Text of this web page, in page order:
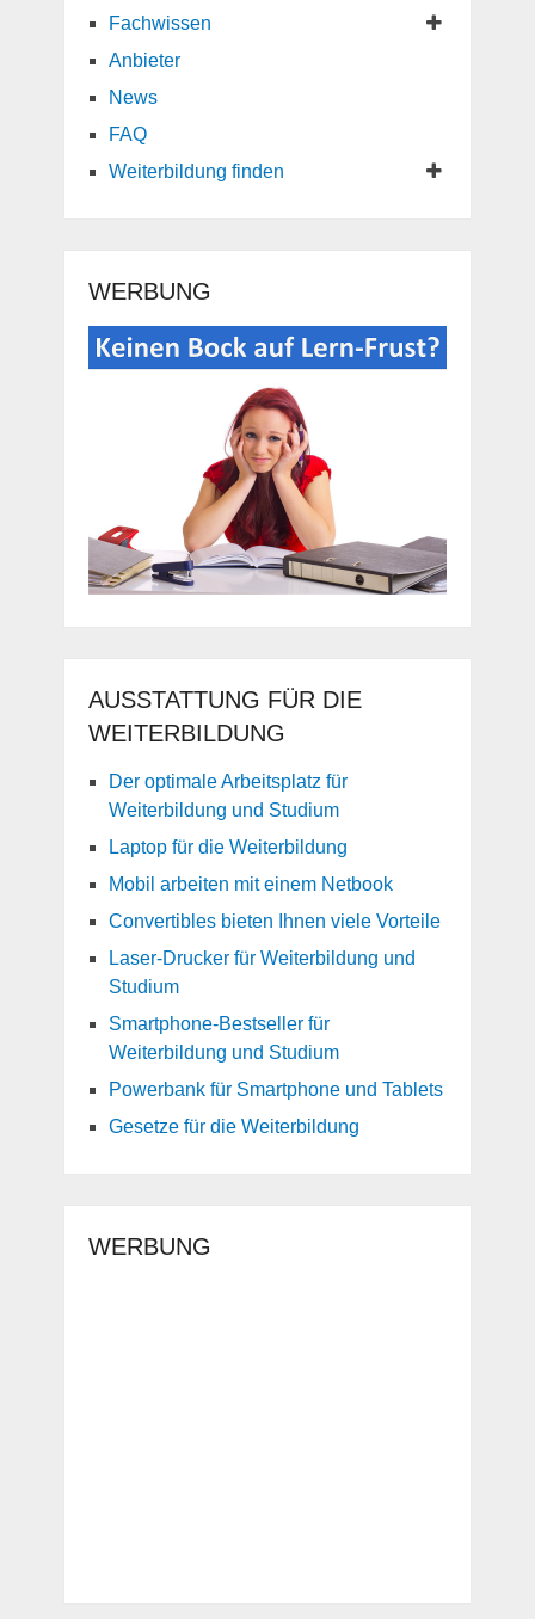
Fachwissen
Anbieter
News
FAQ
Weiterbildung finden
WERBUNG
AUSSTATTUNG FÜR DIE
WEITERBILDUNG
Der optimale Arbeitsplatz für
Weiterbildung und Studium
Laptop für die Weiterbildung
Mobil arbeiten mit einem Netbook
Convertibles bieten Ihnen viele Vorteile
Laser-Drucker für Weiterbildung und
Studium
Smartphone-Bestseller für
Weiterbildung und Studium
Powerbank für Smartphone und Tablets
Gesetze für die Weiterbildung
WERBUNG